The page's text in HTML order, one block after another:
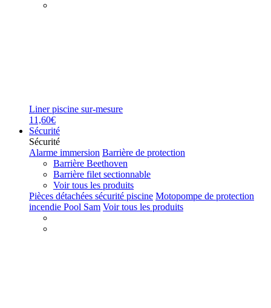
Liner piscine sur-mesure
11,60€
Sécurité
Sécurité
Alarme immersion Barrière de protection
Barrière Beethoven
Barrière filet sectionnable
Voir tous les produits
Pièces détachées sécurité piscine Motopompe de protection
incendie Pool Sam Voir tous les produits